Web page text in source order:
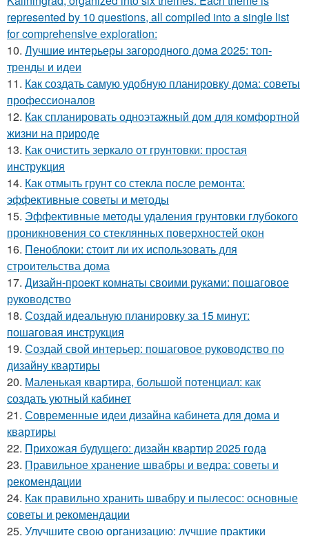
represented by 10 questions, all compiled into a single list
for comprehensive exploration:
10. Лучшие интерьеры загородного дома 2025: топ-
тренды и идеи
11. Как создать самую удобную планировку дома: советы
профессионалов
12. Как спланировать одноэтажный дом для комфортной
жизни на природе
13. Как очистить зеркало от грунтовки: простая
инструкция
14. Как отмыть грунт со стекла после ремонта:
эффективные советы и методы
15. Эффективные методы удаления грунтовки глубокого
проникновения со стеклянных поверхностей окон
16. Пеноблоки: стоит ли их использовать для
строительства дома
17. Дизайн-проект комнаты своими руками: пошаговое
руководство
18. Создай идеальную планировку за 15 минут:
пошаговая инструкция
19. Создай свой интерьер: пошаговое руководство по
дизайну квартиры
20. Маленькая квартира, большой потенциал: как
создать уютный кабинет
21. Современные идеи дизайна кабинета для дома и
квартиры
22. Прихожая будущего: дизайн квартир 2025 года
23. Правильное хранение швабры и ведра: советы и
рекомендации
24. Как правильно хранить швабру и пылесос: основные
советы и рекомендации
25. Улучшите свою организацию: лучшие практики